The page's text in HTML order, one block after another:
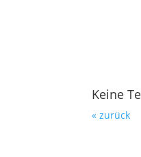
Keine
« zurück